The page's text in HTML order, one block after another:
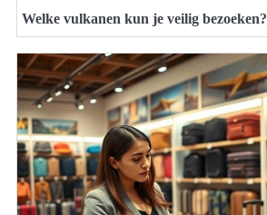
Welke vulkanen kun je veilig bezoeken?